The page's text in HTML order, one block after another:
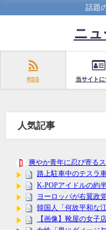
話題
ニ
RSS 当サイトに
人気記事